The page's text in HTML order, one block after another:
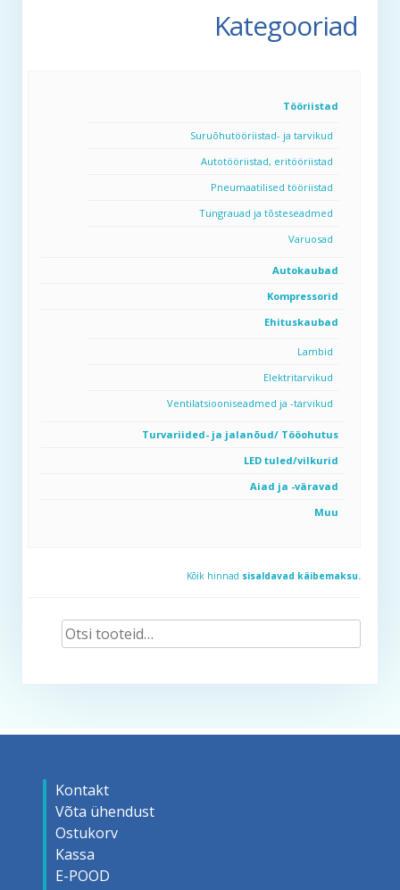
Kategooriad
Tööriistad
Suruõhutööriistad- ja tarvikud
Autotööriistad, eritööriistad
Pneumaatilised tööriistad
Tungrauad ja tõsteseadmed
Varuosad
Autokaubad
Kompressorid
Ehituskaubad
Lambid
Elektritarvikud
Ventilatsiooniseadmed ja -tarvikud
Turvariided- ja jalanõud/ Tööohutus
LED tuled/vilkurid
Aiad ja -väravad
Muu
Kõik hinnad sisaldavad käibemaksu.
Kontakt
Võta ühendust
Ostukorv
Kassa
E-POOD